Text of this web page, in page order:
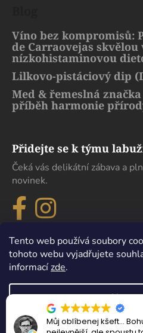
Tento web používá soubory
tohoto webu vyjadřujete
informacízde.
Víno bez kompromisů:
de Carraovejas
nízkohistaminovou
Lilkovo-pistáciový dip
Med & řemeslná
příběh harmonie
Přidejte se k týmu
Čeká vás delikátní zábava a
novinek.
Vytvořil
Můj oblíbenej kšeft…